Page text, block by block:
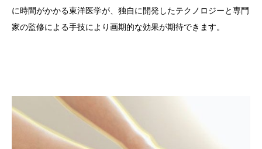
に時間がかかる東洋医学が、独自に開発したテクノロジーと専門
家の監修による手技により画期的な効果が期待できます。